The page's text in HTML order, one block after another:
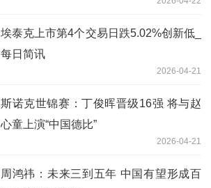
埃泰克上市第4个交易日跌5.02%创新低_
每日简讯
2026-04-21
斯诺克世锦赛：丁俊晖晋级16强 将与赵
心童上演“中国德比”
2026-04-21
周鸿祎：未来三到五年 中国有望形成百